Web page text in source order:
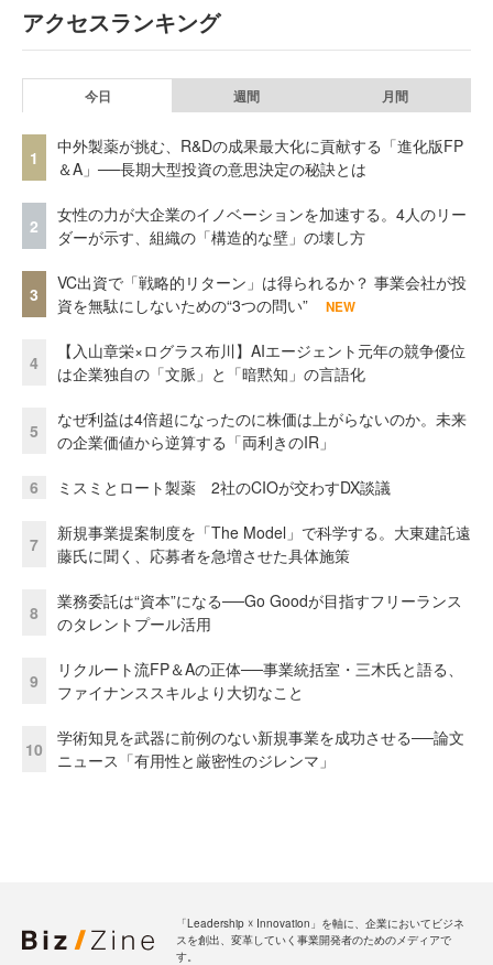
アクセスランキング
今日 週間 月間
1
中外製薬が挑む、R&Dの成果最大化に貢献する「進化版FP
＆A」──長期大型投資の意思決定の秘訣とは
2
女性の力が大企業のイノベーションを加速する。4人のリー
ダーが示す、組織の「構造的な壁」の壊し方
3
VC出資で「戦略的リターン」は得られるか？ 事業会社が投
資を無駄にしないための“3つの問い”
NEW
4
【入山章栄×ログラス布川】AIエージェント元年の競争優位
は企業独自の「文脈」と「暗黙知」の言語化
5
なぜ利益は4倍超になったのに株価は上がらないのか。未来
の企業価値から逆算する「両利きのIR」
6 ミスミとロート製薬 2社のCIOが交わすDX談議
7
新規事業提案制度を「The Model」で科学する。大東建託遠
藤氏に聞く、応募者を急増させた具体施策
8
業務委託は“資本”になる──Go Goodが目指すフリーランス
のタレントプール活用
9
リクルート流FP＆Aの正体──事業統括室・三木氏と語る、
ファイナンススキルより大切なこと
10
学術知見を武器に前例のない新規事業を成功させる──論文
ニュース「有用性と厳密性のジレンマ」
「Leadership ☓ Innovation」を軸に、企業においてビジネ
スを創出、変革していく事業開発者のためのメディアで
す。